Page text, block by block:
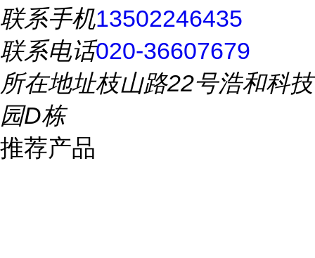
联系手机13502246435
联系电话020-36607679
所在地址枝山路22号浩和科技
园D栋
推荐产品